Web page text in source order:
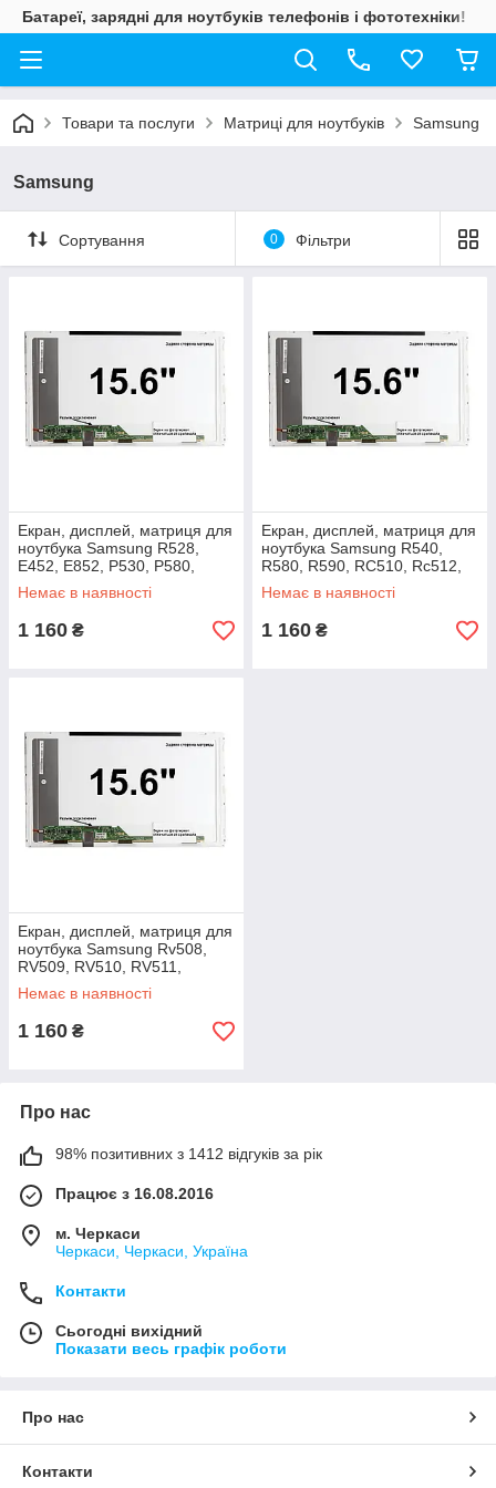
Батареї, зарядні для ноутбуків телефонів і фототехніки!
Товари та послуги Матриці для ноутбуків Samsung
Samsung
Сортування 0 Фільтри
Екран, дисплей, матриця для
ноутбука Samsung R528,
E452, E852, P530, P580,
Q530, R503, R520, R522,
R525, R530
Немає в наявності
1 160 ₴
Екран, дисплей, матриця для
ноутбука Samsung R540,
R580, R590, RC510, Rc512,
Rc530, Rf510, Rf511,
Немає в наявності
1 160 ₴
Екран, дисплей, матриця для
ноутбука Samsung Rv508,
RV509, RV510, RV511,
RV515, Rv520, SF511, X520
Немає в наявності
1 160 ₴
Про нас
98% позитивних з 1412 відгуків за рік
Працює з 16.08.2016
м. Черкаси
Черкаси, Черкаси, Україна
Контакти
Сьогодні вихідний
Показати весь графік роботи
Про нас
Контакти